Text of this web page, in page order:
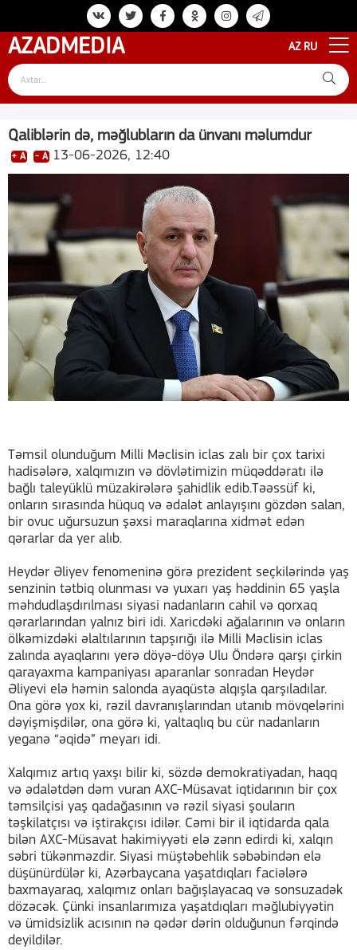
AZADMEDIA AZ RU
Qaliblərin də, məğlubların da ünvanı məlumdur
+ A - A 13-06-2026, 12:40
Təmsil olunduğum Milli Məclisin iclas zalı bir çox tarixi
hadisələrə, xalqımızın və dövlətimizin müqəddəratı ilə
bağlı taleyüklü müzakirələrə şahidlik edib.Təəssüf ki,
onların sırasında hüquq və ədalət anlayışını gözdən salan,
bir ovuc uğursuzun şəxsi maraqlarına xidmət edən
qərarlar da yer alıb.
Heydər Əliyev fenomeninə görə prezident seçkilərində yaş
senzinin tətbiq olunması və yuxarı yaş həddinin 65 yaşla
məhdudlaşdırılması siyasi nadanların cahil və qorxaq
qərarlarından yalnız biri idi. Xaricdəki ağalarının və onların
ölkəmizdəki əlaltılarının tapşırığı ilə Milli Məclisin iclas
zalında ayaqlarını yerə döyə-döyə Ulu Öndərə qarşı çirkin
qarayaxma kampaniyası aparanlar sonradan Heydər
Əliyevi elə həmin salonda ayaqüstə alqışla qarşıladılar.
Ona görə yox ki, rəzil davranışlarından utanıb mövqelərini
dəyişmişdilər, ona görə ki, yaltaqlıq bu cür nadanların
yeganə “əqidə” meyarı idi.
Xalqımız artıq yaxşı bilir ki, sözdə demokratiyadan, haqq
və ədalətdən dəm vuran AXC-Müsavat iqtidarının bir çox
təmsilçisi yaş qadağasının və rəzil siyasi şouların
təşkilatçısı və iştirakçısı idilər. Cəmi bir il iqtidarda qala
bilən AXC-Müsavat hakimiyyəti elə zənn edirdi ki, xalqın
səbri tükənməzdir. Siyasi müştəbehlik səbəbindən elə
düşünürdülər ki, Azərbaycana yaşatdıqları faciələrə
baxmayaraq, xalqımız onları bağışlayacaq və sonsuzadək
dözəcək. Çünki insanlarımıza yaşatdıqları məğlubiyyətin
və ümidsizlik acısının nə qədər dərin olduğunun fərqində
deyildilər.